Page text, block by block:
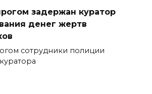
задержан куратор
денег жертв
сотрудники полиции